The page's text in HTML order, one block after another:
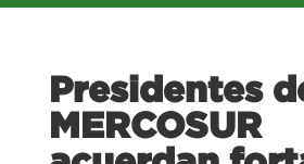
Presidentes
MERCOSUR